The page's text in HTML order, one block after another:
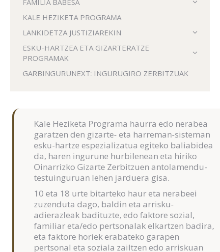
KALE HEZIKETA PROGRAMA
LANKIDETZA JUSTIZIAREKIN
ESKU-HARTZEA ETA GIZARTERATZE
PROGRAMAK
GARBINGURUNEXT: INGURUGIRO ZERBITZUAK
Kale Heziketa Programa haurra edo nerabea
garatzen den gizarte- eta harreman-sisteman
esku-hartze espezializatua egiteko baliabidea
da, haren ingurune hurbilenean eta hiriko
Oinarrizko Gizarte Zerbitzuen antolamendu-
testuinguruan lehen jarduera gisa.
10 eta 18 urte bitarteko haur eta nerabeei
zuzenduta dago, baldin eta arrisku-
adierazleak badituzte, edo faktore sozial,
familiar eta/edo pertsonalak elkartzen badira,
eta faktore horiek erabateko garapen
pertsonal eta soziala zailtzen edo arriskuan